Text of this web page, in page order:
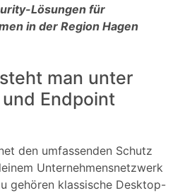
Lösungen für
in der Region Hagen
man unter
Endpoint
den umfassenden Schutz
Unternehmensnetzwerk
gehören klassische Desktop-